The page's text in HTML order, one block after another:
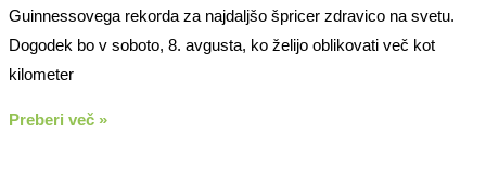
Guinnessovega rekorda za najdaljšo špricer zdravico na svetu.
Dogodek bo v soboto, 8. avgusta, ko želijo oblikovati več kot
kilometer
Preberi več »